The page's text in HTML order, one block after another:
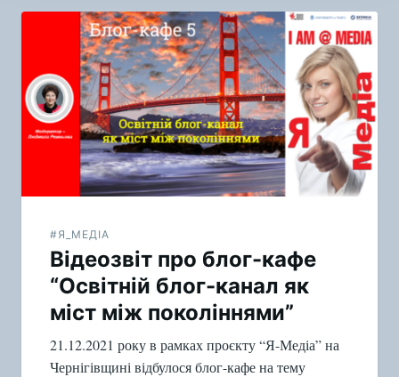
Навигация
записям
#Я_МЕДІА
Відеозвіт про блог-кафе
“Освітній блог-канал як
міст між поколіннями”
21.12.2021 року в рамках проєкту “Я-Медіа” на
Чернігівщині відбулося блог-кафе на тему